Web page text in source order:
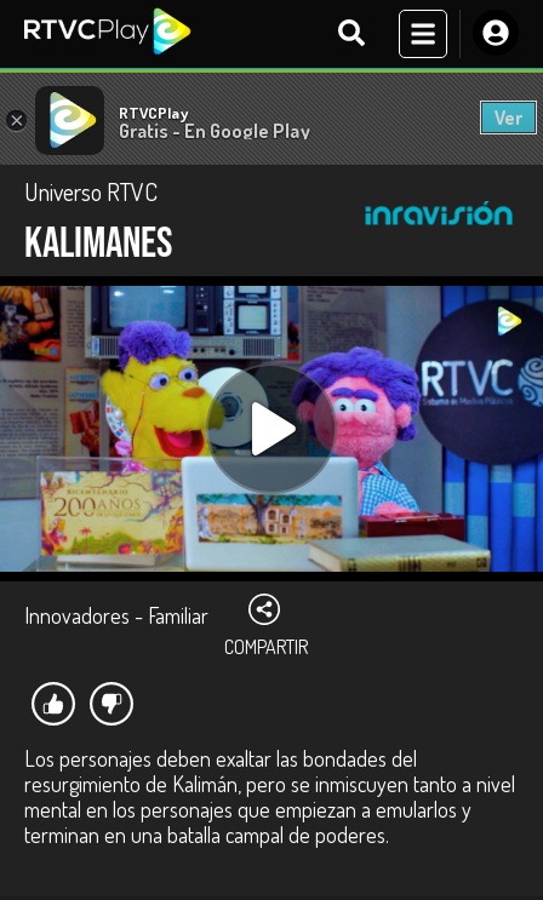
× RTVCPlay
Gratis - En Google Play
Ver
Universo RTVC
Kalimanes
Innovadores - Familiar
COMPARTIR
Los personajes deben exaltar las bondades del
resurgimiento de Kalimán, pero se inmiscuyen tanto a nivel
mental en los personajes que empiezan a emularlos y
terminan en una batalla campal de poderes.